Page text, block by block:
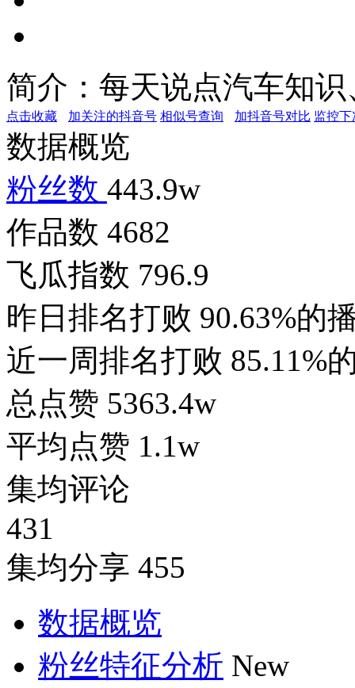
简介： 每天说点汽车知
点击收藏 加关注的抖音号 相似号查询 加抖音号对比 监控
数据概览
粉丝数 443.9w
作品数 4682
飞瓜指数 796.9
昨日排名打败 90.63%的
近一周排名打败 85.11%
总点赞 5363.4w
平均点赞 1.1w
集均评论
431
集均分享 455
数据概览
粉丝特征分析 New